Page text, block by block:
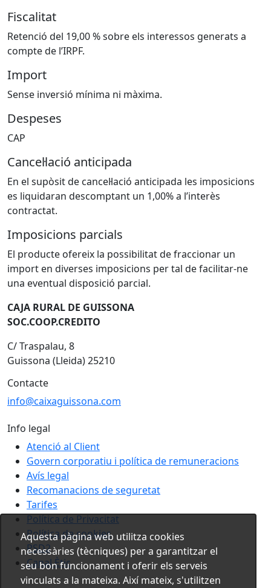
Fiscalitat
Retenció del 19,00 % sobre els interessos generats a
compte de l’IRPF.
Import
Sense inversió mínima ni màxima.
Despeses
CAP
Cancel·lació anticipada
En el supòsit de cancel·lació anticipada les imposicions
es liquidaran descomptant un 1,00% a l’interès
contractat.
Imposicions parcials
El producte ofereix la possibilitat de fraccionar un
import en diverses imposicions per tal de facilitar-ne
una eventual disposició parcial.
CAJA RURAL DE GUISSONA
SOC.COOP.CREDITO
C/ Traspalau, 8
Guissona (Lleida) 25210
Contacte
info@caixaguissona.com
Info legal
Atenció al Client
Govern corporatiu i política de remuneracions
Avís legal
Recomanacions de seguretat
Tarifes
Política de Privacitat
Política de cookies
PSD2
Canal Ètic
Aquesta pàgina web utilitza cookies
necessàries (tècniques) per a garantitzar el
seu bon funcionament i oferir els serveis
vinculats a la mateixa. Així mateix, s'utilitzen